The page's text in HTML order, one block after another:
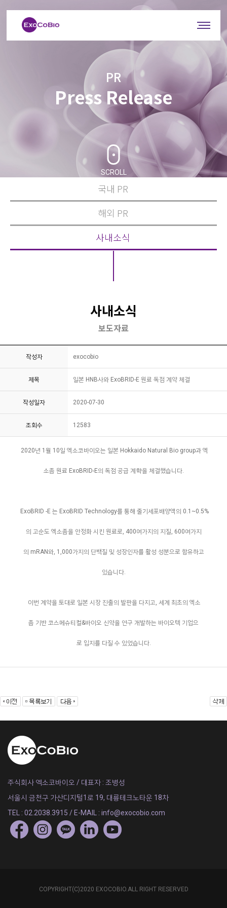
PR
Press Release
SCROLL
국내 PR
해외 PR
사내소식
사내소식
보도자료
작성자 exocobio
제목 일본 HNB사와 ExoBRID-E 원료 독점 계약 체결
작성일자 2020-07-30
조회수 12583
2020년 1월 10일 엑소코바이오는 일본 Hokkaido Natural Bio group과 엑
소좀 원료 ExoBRID-E의 독점 공급 계햑을 체결했습니다.
ExoBRID -E 는 ExoBRID Technology를 통해 줄기세포배양액의 0.1~0.5%
의 고순도 엑소좀을 안정화 시킨 원료로, 400여가지의 지질, 600여가지
의 mRAN와, 1,000가지의 단백질 및 성장인자를 활성 성분으로 함유하고
있습니다.
이번 계약을 토대로 일본 시장 진출의 발판을 다지고, 세계 최초의 엑소
좀 기반 코스메슈티컬&바이오 신약을 연구 개발하는 바이오텍 기업으
로 입지를 다질 수 있었습니다.
주식회사 엑소코바이오 / 대표자 : 조병성
서울시 금천구 가산디지털1로 19, 대륭테크노타운 18차
TEL : 02.2038.3915 / E-MAIL : info@exocobio.com
COPYRIGHT(C)2020 EXOCOBIO.ALL RIGHT RESERVED